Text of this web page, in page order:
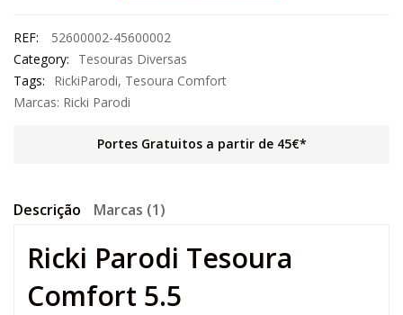
REF:
52600002-45600002
Category:
Tesouras Diversas
Tags:
RickiParodi, Tesoura Comfort
Marcas: Ricki Parodi
Portes Gratuitos a partir de 45€*
Descrição Marcas (1)
Ricki Parodi Tesoura
Comfort 5.5